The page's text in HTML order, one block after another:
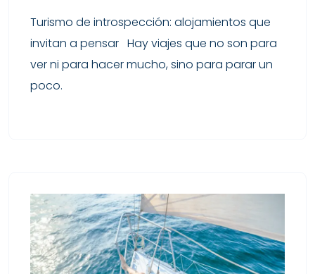
Turismo de introspección: alojamientos que
invitan a pensar Hay viajes que no son para
ver ni para hacer mucho, sino para parar un
poco.